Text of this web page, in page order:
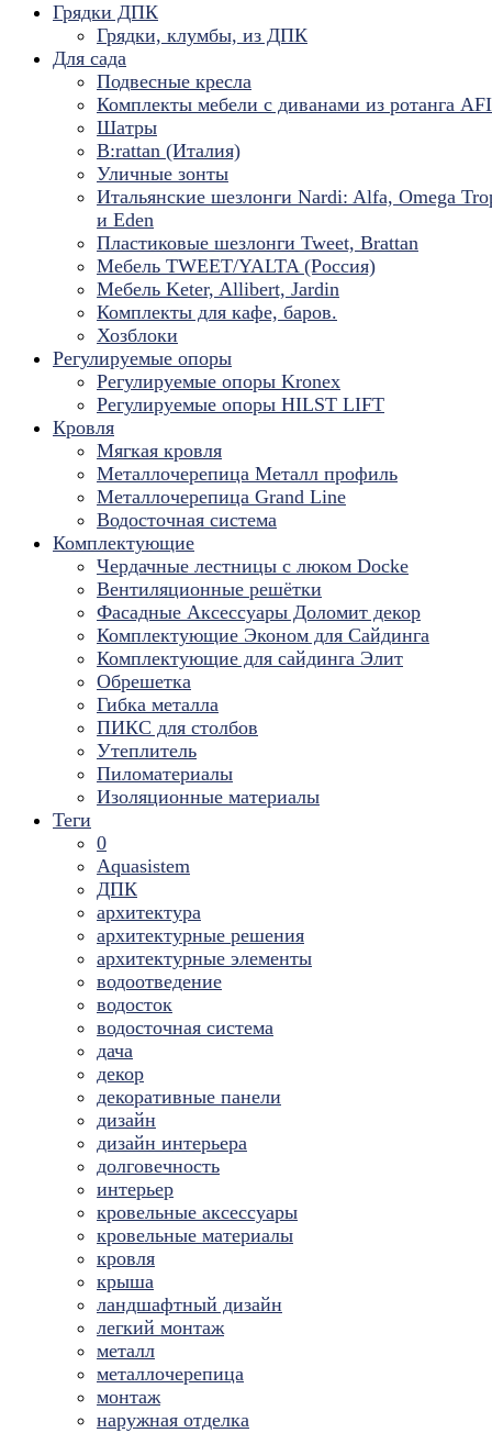
Грядки ДПК
Грядки, клумбы, из ДПК
Для сада
Подвесные кресла
Комплекты мебели с диванами из ротанга
Шатры
B:rattan (Италия)
Уличные зонты
Итальянские шезлонги Nardi: Alfa, Omega
и Eden
Пластиковые шезлонги Tweet, Brattan
Мебель TWEET/YALTA (Россия)
Мебель Keter, Allibert, Jardin
Комплекты для кафе, баров.
Хозблоки
Регулируемые опоры
Регулируемые опоры Kronex
Регулируемые опоры HILST LIFT
Кровля
Мягкая кровля
Металлочерепица Металл профиль
Металлочерепица Grand Line
Водосточная система
Комплектующие
Чердачные лестницы с люком Docke
Вентиляционные решётки
Фасадные Аксессуары Доломит декор
Комплектующие Эконом для Сайдинга
Комплектующие для cайдинга Элит
Обрешетка
Гибка металла
ПИКС для столбов
Утеплитель
Пиломатериалы
Изоляционные материалы
Теги
0
Aquasistem
ДПК
архитектура
архитектурные решения
архитектурные элементы
водоотведение
водосток
водосточная система
дача
декор
декоративные панели
дизайн
дизайн интерьера
долговечность
интерьер
кровельные аксессуары
кровельные материалы
кровля
крыша
ландшафтный дизайн
легкий монтаж
металл
металлочерепица
монтаж
наружная отделка